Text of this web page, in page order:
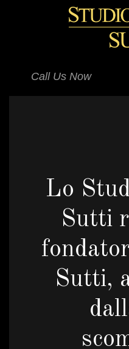
Call Us Now
Lo
Sutti
Sutti,